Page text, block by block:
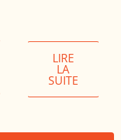
LIRE
LA
SUITE